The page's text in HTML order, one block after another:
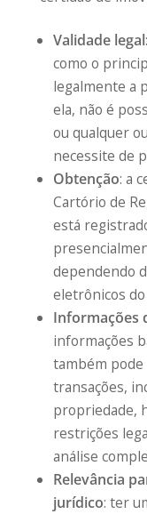
Validade legal
como o
legalmente a
ela, não é
ou qualquer
necessite de
Obtenção: a
Cartório de
está
dependendo
eletrônicos
Informações
informações
também
transações,
propriedade,
restrições
análise
Relevância
jurídico: ter